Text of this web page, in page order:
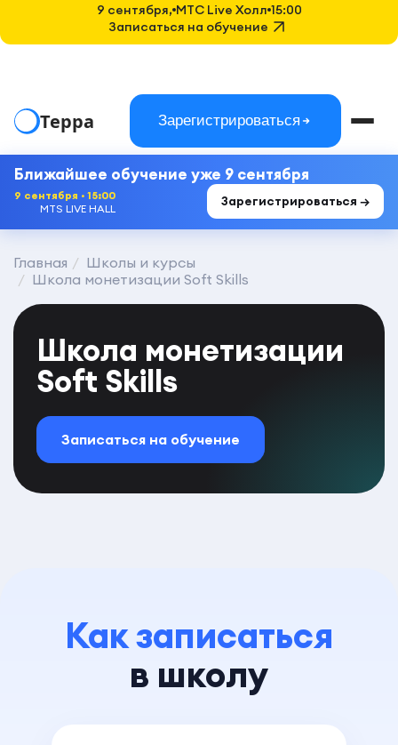
Терра Зарегистрироваться
Ближайшее обучение уже 9 сентября
9 сентября · 15:00
MTS LIVE HALL
Зарегистрироваться →
Главная
Школы и курсы
Школа монетизации Soft Skills
Школа монетизации
Soft Skills
Записаться на обучение
Как записаться
в школу
9 сентября, MTC Live Холл 15:00
Записаться на обучение